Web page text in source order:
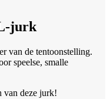
jurk
van de tentoonstelling.
speelse, smalle
van deze jurk!